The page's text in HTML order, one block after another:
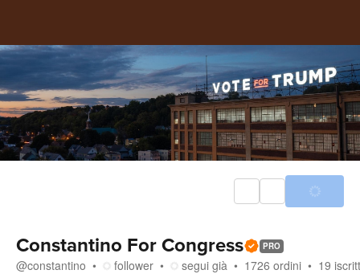
Constantino For Congress PRO
@constantino follower segui già 1726 ordini 19